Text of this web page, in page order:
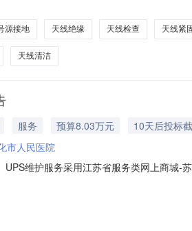
偶极子天线（88.2MHz）驻波比复测、
源接地 天线绝缘 天线检查 天线紧
天线清洁
服务 预算8.03万元 10天后投标
市人民医院
维护服务采用江苏省服务类网上商城
六）评审方法：综合评分法（七）服务